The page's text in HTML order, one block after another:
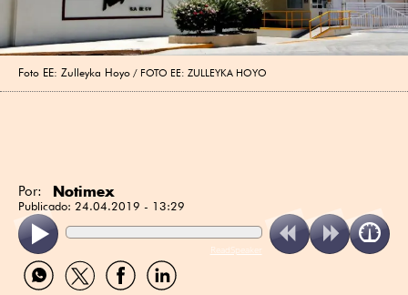
Foto EE: Zulleyka Hoyo FOTO EE: ZULLEYKA HOYO
Por: Notimex
Publicado: 24.04.2019 - 13:29
ReadSpeaker
Compartir
por
Compartir
por
Compartir
por
Compartir
por